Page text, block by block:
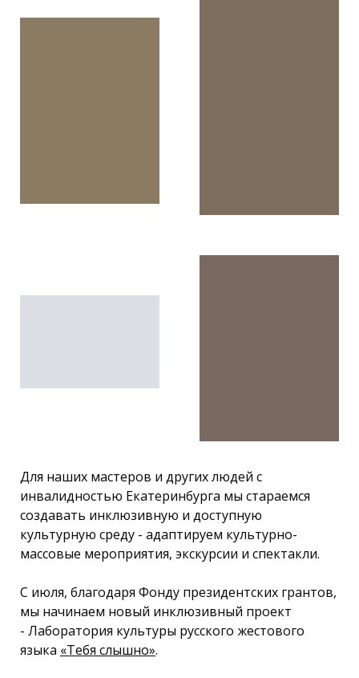
Для наших мастеров и других людей с
инвалидностью Екатеринбурга мы стараемся
создавать инклюзивную и доступную
культурную среду - адаптируем культурно-
массовые мероприятия, экскурсии и спектакли.
С июля, благодаря Фонду президентских грантов,
мы начинаем новый инклюзивный проект
- Лаборатория культуры русского жестового
языка «Тебя слышно».